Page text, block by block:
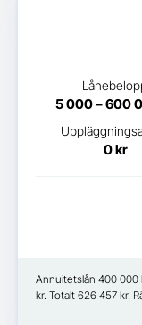
5 000 – 600
0 kr
Annuitetslån 400 000
kr. Totalt 626 457 kr.